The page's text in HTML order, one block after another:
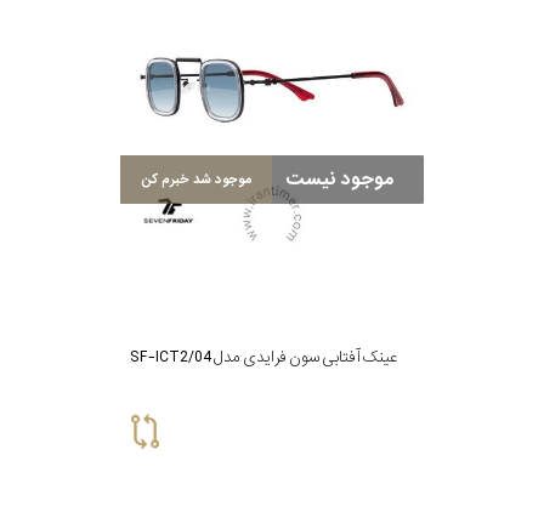
موجود نیست موجود شد خبرم کن
عینک آفتابی سون فرایدی مدل SF-ICT2/04